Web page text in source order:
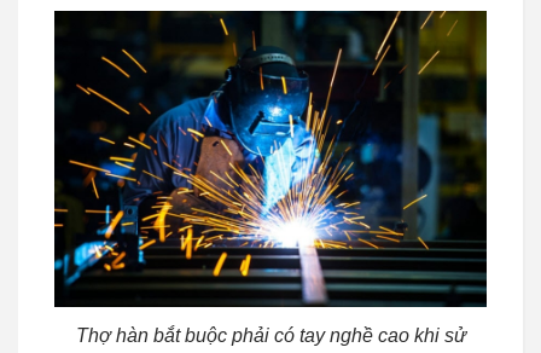
Thợ hàn bắt buộc phải có tay nghề cao khi sử